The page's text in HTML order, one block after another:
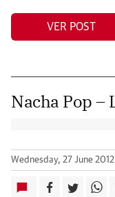
VER POST
Nacha Pop –
Wednesday, 27 June